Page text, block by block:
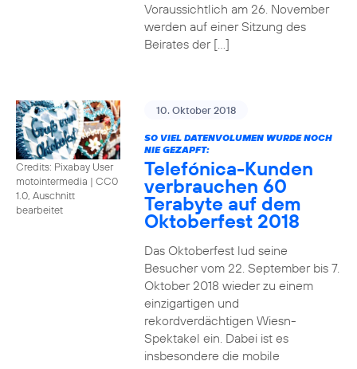
Voraussichtlich am 26. November
werden auf einer Sitzung des
Beirates der […]
Credits: Pixabay User
motointermedia | CC0
1.0, Auschnitt
bearbeitet
10. Oktober 2018
SO VIEL DATENVOLUMEN WURDE NOCH
NIE GEZAPFT:
Telefónica-Kunden
verbrauchen 60
Terabyte auf dem
Oktoberfest 2018
Das Oktoberfest lud seine
Besucher vom 22. September bis 7.
Oktober 2018 wieder zu einem
einzigartigen und
rekordverdächtigen Wiesn-
Spektakel ein. Dabei ist es
insbesondere die mobile